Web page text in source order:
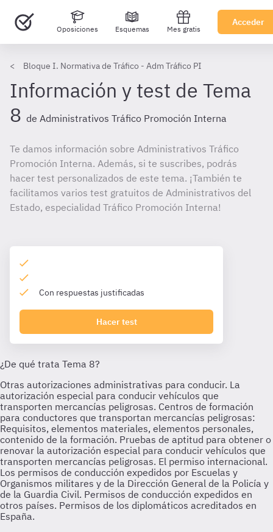
Oposiciones Esquemas Mes gratis
Acceder
Bloque I. Normativa de Tráfico - Adm Tráfico PI
Información y test de Tema
8 de Administrativos Tráfico Promoción Interna
Te damos información sobre Administrativos Tráfico
Promoción Interna. Además, si te suscribes, podrás
hacer test personalizados de este tema. ¡También te
facilitamos varios test gratuitos de Administrativos del
Estado, especialidad Tráfico Promoción Interna!
Con respuestas justificadas
Hacer test